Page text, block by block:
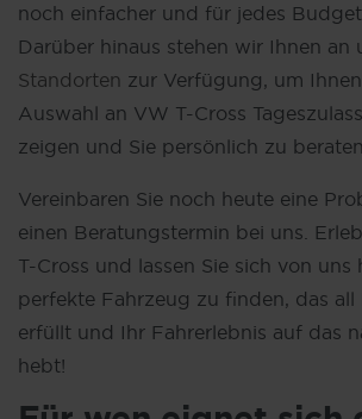
noch einfacher und für jedes
Darüber hinaus stehen wir Ihnen an
Standorten zur Verfügung, um
Auswahl an VW T-Cross
zeigen und Sie persönlich zu
Vereinbaren Sie noch heute eine
einen Beratungstermin bei uns.
T-Cross und lassen Sie sich von uns
perfekte Fahrzeug zu finden, das all
erfüllt und Ihr Fahrerlebnis auf das
hebt!